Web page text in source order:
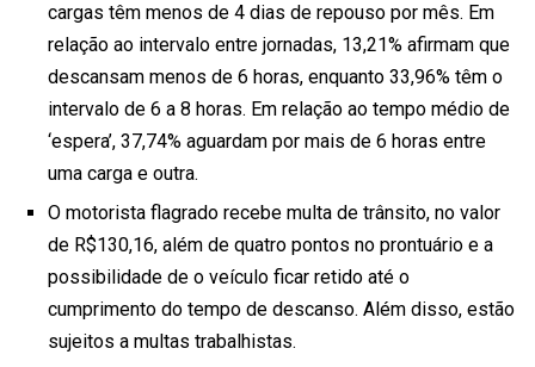
cargas têm menos de 4 dias de repouso por mês. Em
relação ao intervalo entre jornadas, 13,21% afirmam que
descansam menos de 6 horas, enquanto 33,96% têm o
intervalo de 6 a 8 horas. Em relação ao tempo médio de
‘espera’, 37,74% aguardam por mais de 6 horas entre
uma carga e outra.
O motorista flagrado recebe multa de trânsito, no valor
de R$130,16, além de quatro pontos no prontuário e a
possibilidade de o veículo ficar retido até o
cumprimento do tempo de descanso. Além disso, estão
sujeitos a multas trabalhistas.